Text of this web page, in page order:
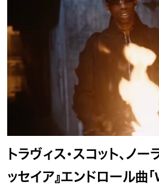
トラヴィス・スコット、ノ
ッセイア』エンドロール曲